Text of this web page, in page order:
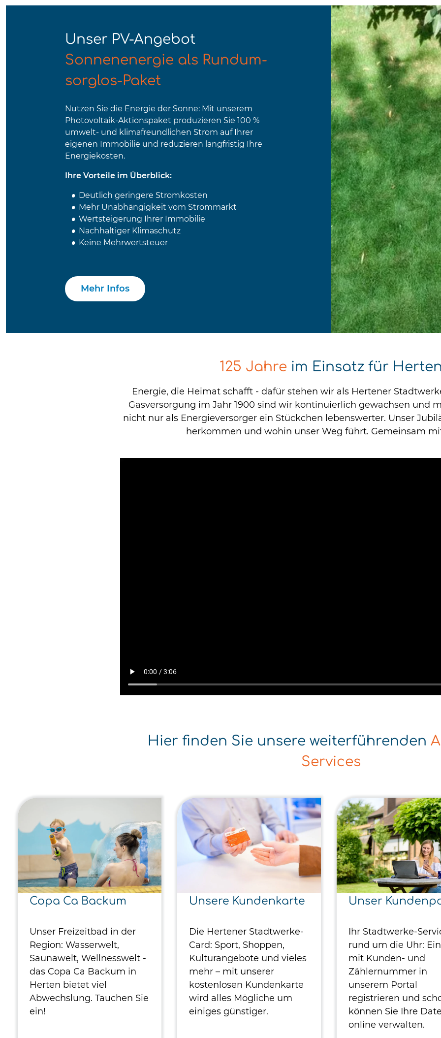
Unser PV-Angebot
Sonnenenergie als Rundum-
sorglos-Paket
Nutzen Sie die Energie der Sonne: Mit unserem
Photovoltaik-Aktionspaket produzieren Sie 100 %
umwelt- und klimafreundlichen Strom auf Ihrer
eigenen Immobilie und reduzieren langfristig Ihre
Energiekosten.
Ihre Vorteile im Überblick:
Deutlich geringere Stromkosten
Mehr Unabhängigkeit vom Strommarkt
Wertsteigerung Ihrer Immobilie
Nachhaltiger Klimaschutz
Keine Mehrwertsteuer
Mehr Infos
125 Jahre im Einsatz für
Energie, die Heimat schafft - dafür stehen wir als Hertener
Gasversorgung im Jahr 1900 sind wir kontinuierlich gewachsen und
nicht nur als Energieversorger ein Stückchen lebenswerter. Unser
herkommen und wohin unser Weg führt. Gemeinsam
Hier finden Sie unsere weiterführenden
Services
Copa Ca Backum
Unser Freizeitbad in der
Region: Wasserwelt,
Saunawelt, Wellnesswelt -
das Copa Ca Backum in
Herten bietet viel
Abwechslung. Tauchen Sie
ein!
Unsere Kundenkarte
Die Hertener Stadtwerke-
Card: Sport, Shoppen,
Kulturangebote und vieles
mehr – mit unserer
kostenlosen Kundenkarte
wird alles Mögliche um
einiges günstiger.
Unser
Ihr Stadtwerke-
rund um die Uhr:
mit Kunden- und
Zählernummer in
unserem Portal
registrieren und
können Sie Ihre
online verwalten.